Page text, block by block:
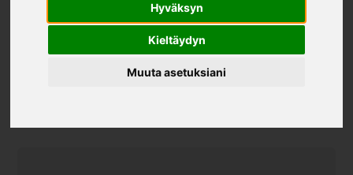
Hyväksyn
Kieltäydyn
Muuta asetuksiani